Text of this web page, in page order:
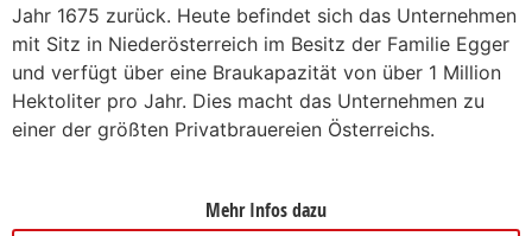
Jahr 1675 zurück. Heute befindet sich das Unternehmen
mit Sitz in Niederösterreich im Besitz der Familie Egger
und verfügt über eine Braukapazität von über 1 Million
Hektoliter pro Jahr. Dies macht das Unternehmen zu
einer der größten Privatbrauereien Österreichs.
Mehr Infos dazu